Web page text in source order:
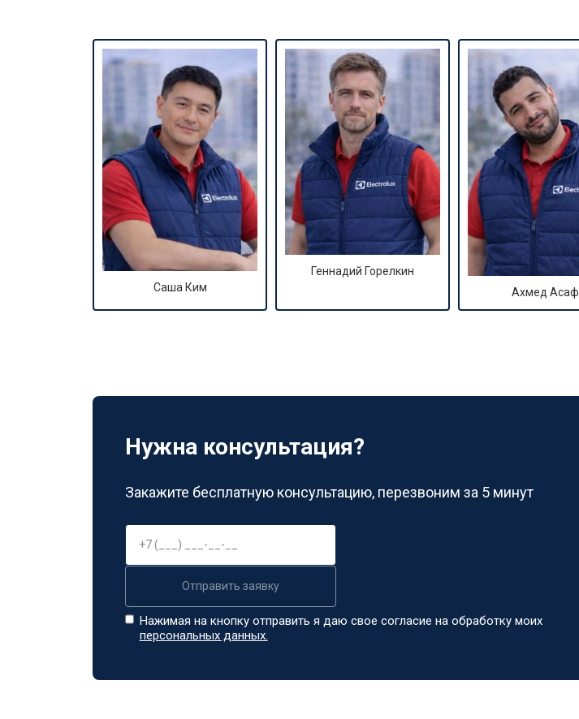
Саша Ким
Геннадий Горелкин
Ахмед Асаф
Нужна консультация?
Закажите бесплатную консультацию, перезвоним за 5 минут
Отправить заявку
Нажимая на кнопку отправить я даю свое согласие на обработку моих
персональных данных.